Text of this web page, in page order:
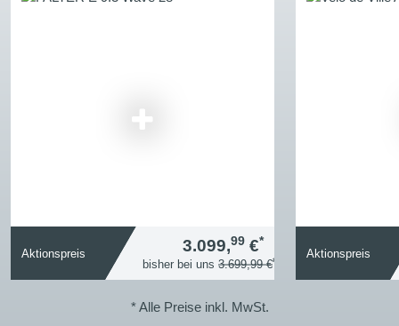
Aktionspreis 3.099,99 €*
bisher bei uns 3.699,99 €*
Aktionspreis
* Alle Preise inkl. MwSt.